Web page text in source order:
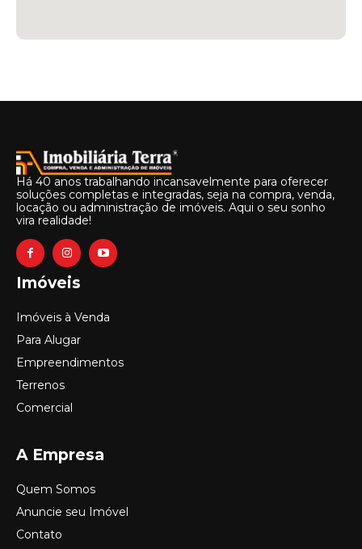
Há 40 anos trabalhando incansavelmente para oferecer
soluções completas e integradas, seja na compra, venda,
locação ou administração de imóveis. Aqui o seu sonho
vira realidade!
Imóveis
Imóveis à Venda
Para Alugar
Empreendimentos
Terrenos
Comercial
A Empresa
Quem Somos
Anuncie seu Imóvel
Contato